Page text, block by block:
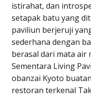
istirahat, dan
setapak batu yang
paviliun berjeruji
sederhana dengan
berasal dari mata air
Sementara Living
obanzai Kyoto
restoran terkenal